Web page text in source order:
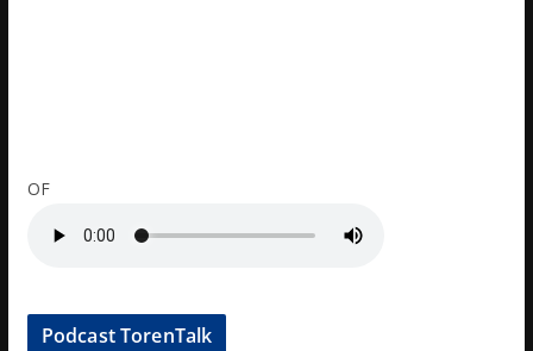
OF
Podcast TorenTalk